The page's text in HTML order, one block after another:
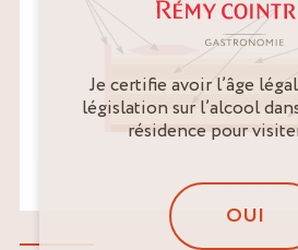
Je certifie avoir l’âge
législation sur l’alcool
résidence pour
OUI